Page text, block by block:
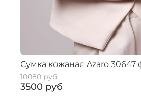
Сумка кожаная Azaro 30647
10080 руб
3500 руб